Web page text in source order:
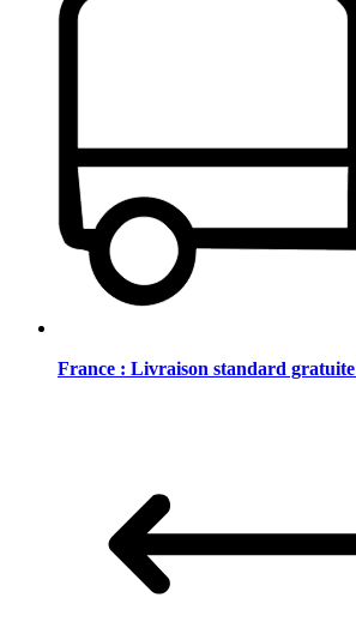
France : Livraison standard gratuite